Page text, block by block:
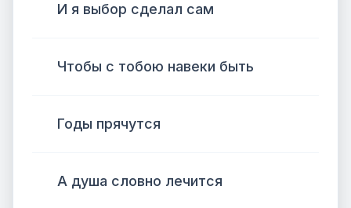
И я выбор сделал сам
Чтобы с тобою навеки быть
Годы прячутся
А душа словно лечится